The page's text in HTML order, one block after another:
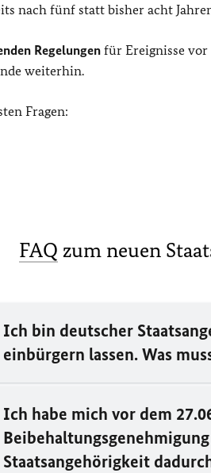
nach fünf statt bisher acht
Regelungenfür Ereignisse vor
weiterhin.
Fragen:
FAQ zum neuen
Ich bin deutscher
einbürgern lassen. Was
Ich habe mich vor dem
Staatsangehörigkeit